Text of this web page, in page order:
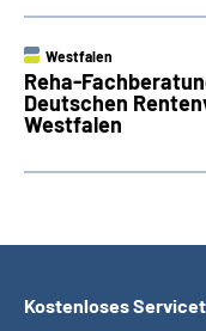
Westfalen
Reha-
Deutschen
Westfalen
Kostenloses